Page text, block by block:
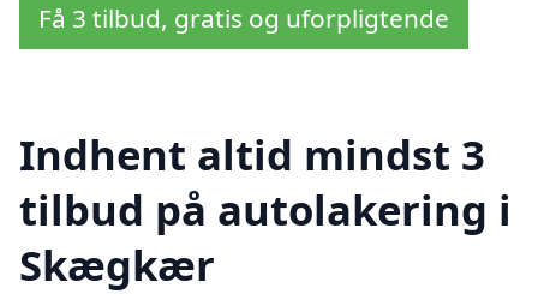
Få 3 tilbud, gratis og uforpligtende
Indhent altid mindst 3
tilbud på autolakering i
Skægkær